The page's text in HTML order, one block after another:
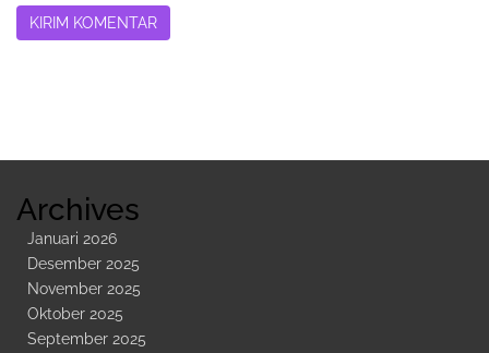
Archives
Januari 2026
Desember 2025
November 2025
Oktober 2025
September 2025